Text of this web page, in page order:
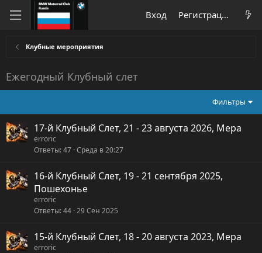
Вход Регистрация
Клубные мероприятия
Ежегодный Клубный слет
Фильтры
17-й Клубный Слет, 21 - 23 августа 2026, Мера
erroric
Ответы 47 Среда в 20:27
16-й Клубный Слет, 19 - 21 сентября 2025,
Пошехонье
erroric
Ответы 44 29 Сен 2025
15-й Клубный Слет, 18 - 20 августа 2023, Мера
erroric